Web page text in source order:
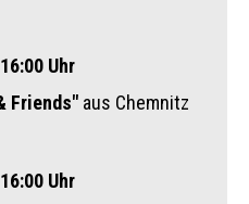
Uhr
Friends" aus Chemnitz
Uhr